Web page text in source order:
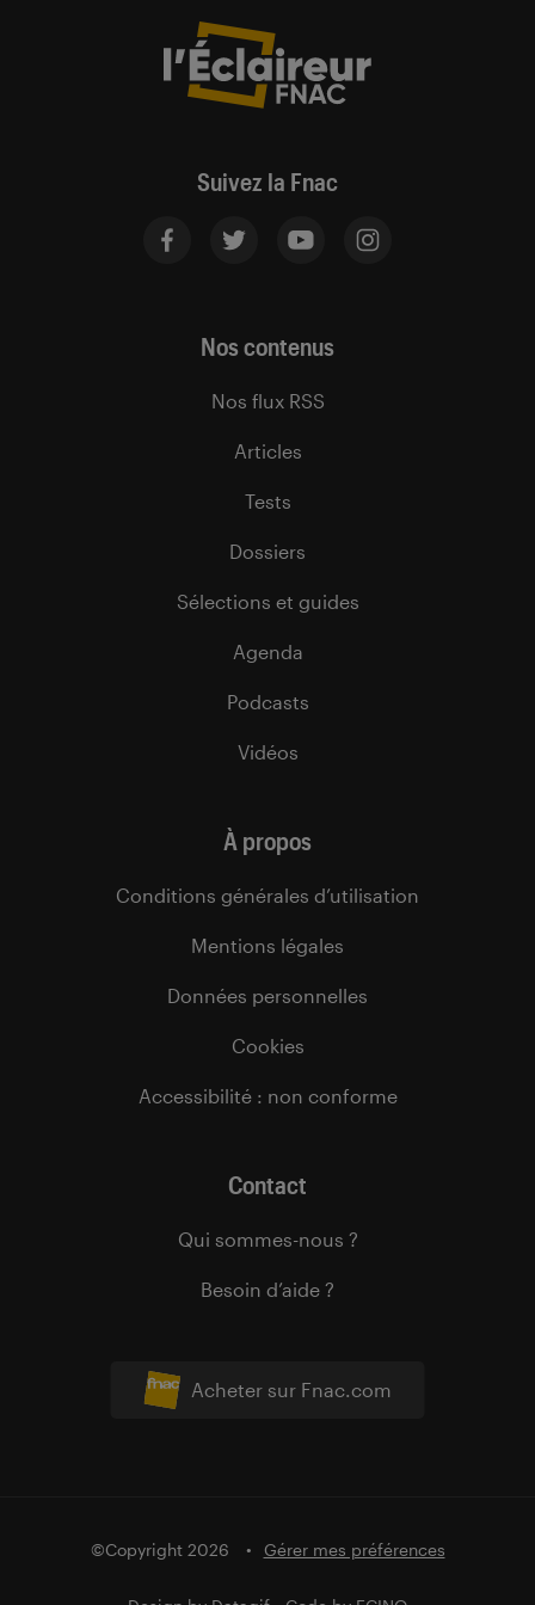
Suivez la Fnac
Acheter sur Fnac.com
Nos contenus
Nos flux RSS
Articles
Tests
Dossiers
Sélections et guides
Agenda
Podcasts
Vidéos
À propos
Conditions générales d’utilisation
Mentions légales
Données personnelles
Cookies
Accessibilité : non conforme
Contact
Qui sommes-nous ?
Besoin d’aide ?
©Copyright 2026 Gérer mes préférences